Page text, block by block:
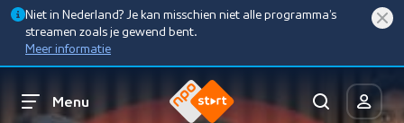
Niet in Nederland? Je kan misschien niet alle programma’s
streamen zoals je gewend bent.
Meer informatie
Menu